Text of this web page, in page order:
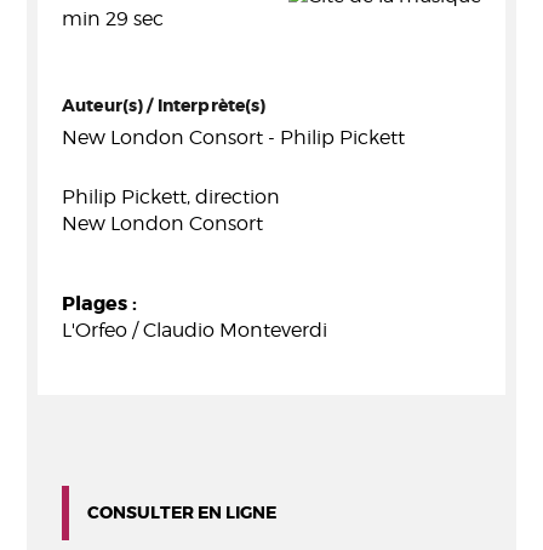
min 29 sec
Auteur(s) / Interprète(s)
New London Consort - Philip Pickett
Philip Pickett, direction
New London Consort
Plages :
L'Orfeo / Claudio Monteverdi
CONSULTER EN LIGNE